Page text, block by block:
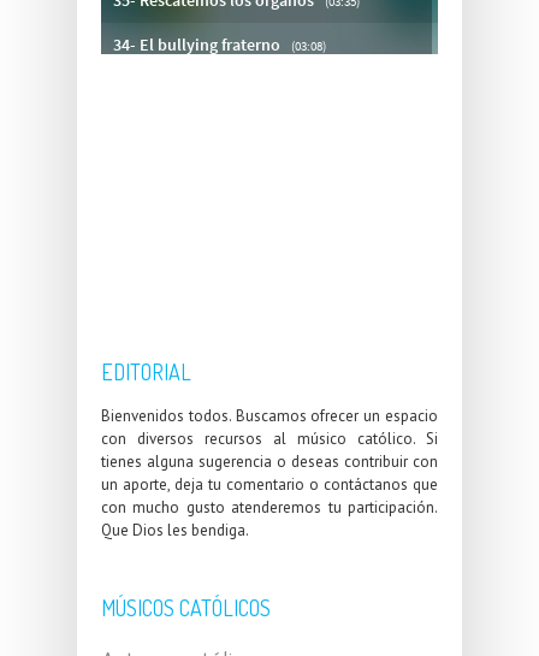
EDITORIAL
Bienvenidos todos. Buscamos ofrecer un espacio
con diversos recursos al músico católico. Si
tienes alguna sugerencia o deseas contribuir con
un aporte, deja tu comentario o contáctanos que
con mucho gusto atenderemos tu participación.
Que Dios les bendiga.
MÚSICOS CATÓLICOS